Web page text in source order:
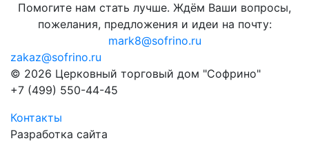
Помогите нам стать лучше. Ждём Ваши вопросы,
пожелания, предложения и идеи на почту:
mark8@sofrino.ru
zakaz@sofrino.ru
© 2026 Церковный торговый дом "Софрино"
+7 (499) 550-44-45
Контакты
Разработка сайта